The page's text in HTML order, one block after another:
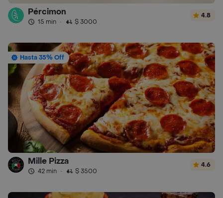
Pércimon
15 min · $ 3000
4.8
Hasta 35% Off
Mille Pizza
42 min · $ 3500
4.6